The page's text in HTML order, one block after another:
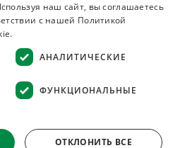
И ПРЯНОСТИ
и пряностей Делюкс, Киев
защищены авторским правом
Отказ от ответственности
UKRAINIAN
наш сайт, вы соглашаетесь
с нашей Политикой
АНАЛИТИЧЕСКИЕ
ФУНКЦИОНАЛЬНЫЕ
ОТКЛОНИТЬ ВСЕ